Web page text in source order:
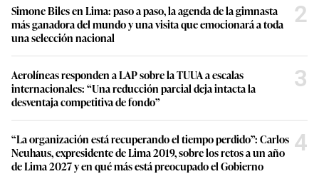
Simone Biles en Lima: paso a paso, la agenda de la gimnasta
más ganadora del mundo y una visita que emocionará a toda
una selección nacional
2
Aerolíneas responden a LAP sobre la TUUA a escalas
internacionales: “Una reducción parcial deja intacta la
desventaja competitiva de fondo”
3
“La organización está recuperando el tiempo perdido”: Carlos
Neuhaus, expresidente de Lima 2019, sobre los retos a un año
de Lima 2027 y en qué más está preocupado el Gobierno
4